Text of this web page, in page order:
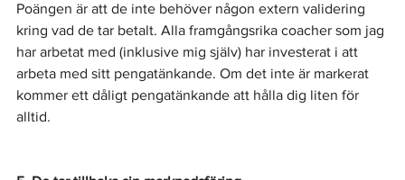
Poängen är att de inte behöver någon extern validering
kring vad de tar betalt. Alla framgångsrika coacher som jag
har arbetat med (inklusive mig själv) har investerat i att
arbeta med sitt pengatänkande. Om det inte är markerat
kommer ett dåligt pengatänkande att hålla dig liten för
alltid.